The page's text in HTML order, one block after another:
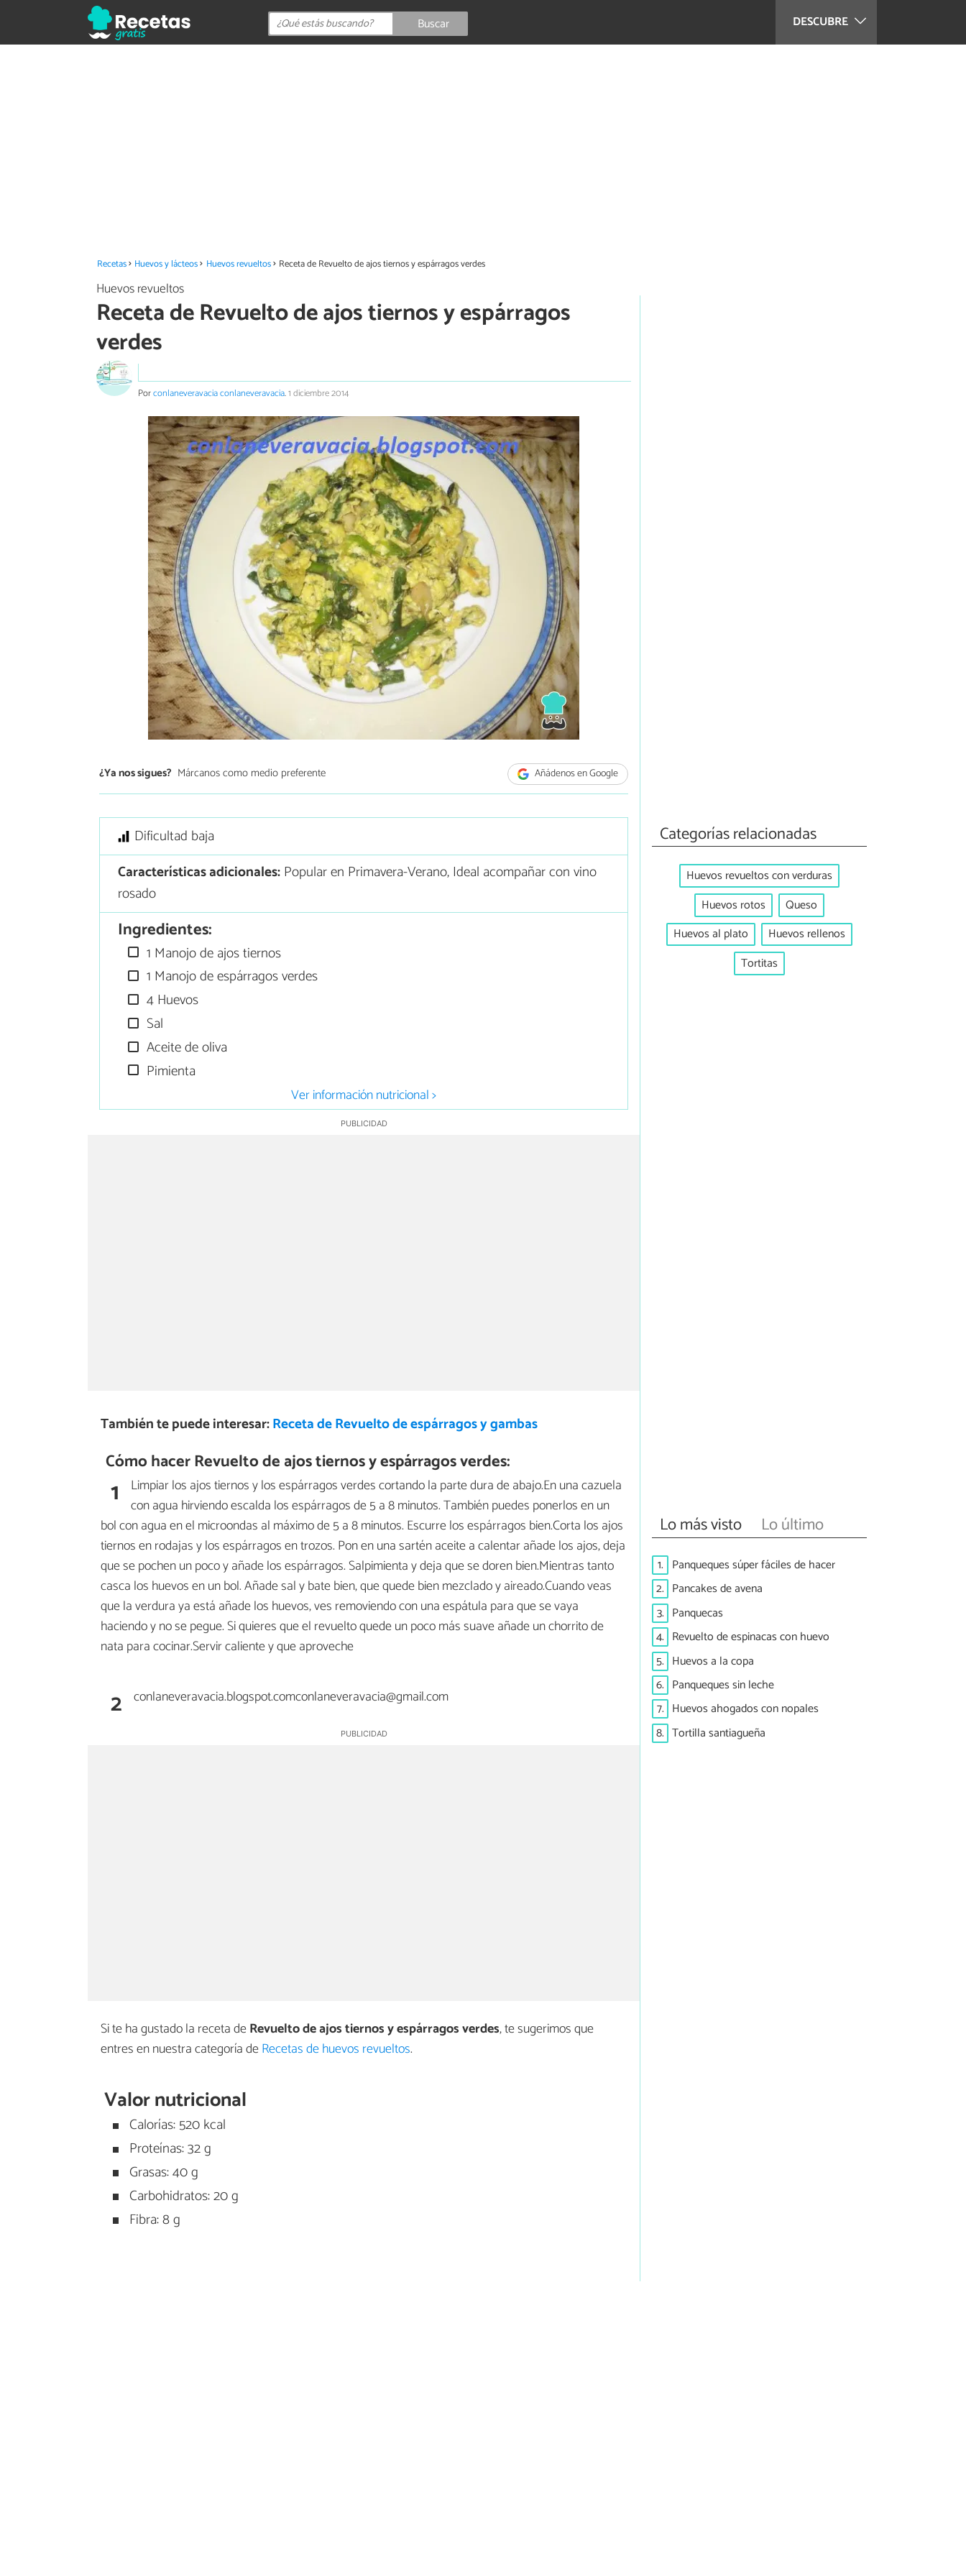
DESCUBRE
Buscar
Recetas Huevos y lácteos Huevos revueltos Receta de Revuelto de ajos tiernos y espárragos verdes
Huevos revueltos
Receta de Revuelto de ajos tiernos y espárragos
verdes
Porconlaneveravacia conlaneveravacia.1 diciembre 2014
¿Ya nos sigues? Márcanos como medio preferente Añádenos en Google
Dificultad baja
Características adicionales:Popular en Primavera-Verano, Ideal acompañar con vino
rosado
Ingredientes:
1 Manojo de ajos tiernos
1 Manojo de espárragos verdes
4 Huevos
Sal
Aceite de oliva
Pimienta
Ver información nutricional >
También te puede interesar:Receta de Revuelto de espárragos y gambas
Cómo hacer Revuelto de ajos tiernos y espárragos verdes:
1
Limpiar los ajos tiernos y los espárragos verdes cortando la parte dura de abajo.En una cazuela
con agua hirviendo escalda los espárragos de 5 a 8 minutos. También puedes ponerlos en un
bol con agua en el microondas al máximo de 5 a 8 minutos. Escurre los espárragos bien.Corta los ajos
tiernos en rodajas y los espárragos en trozos. Pon en una sartén aceite a calentar añade los ajos, deja
que se pochen un poco y añade los espárragos. Salpimienta y deja que se doren bien.Mientras tanto
casca los huevos en un bol. Añade sal y bate bien, que quede bien mezclado y aireado.Cuando veas
que la verdura ya está añade los huevos, ves removiendo con una espátula para que se vaya
haciendo y no se pegue. Si quieres que el revuelto quede un poco más suave añade un chorrito de
nata para cocinar.Servir caliente y que aproveche
2 conlaneveravacia.blogspot.comconlaneveravacia@gmail.com
Si te ha gustado la receta deRevuelto de ajos tiernos y espárragos verdes, te sugerimos que
entres en nuestra categoría deRecetas de huevos revueltos.
Valor nutricional
Calorías: 520 kcal
Proteínas: 32 g
Grasas: 40 g
Carbohidratos: 20 g
Fibra: 8 g
Categorías relacionadas
Huevos revueltos con verduras
Huevos rotos
Queso
Huevos al plato
Huevos rellenos
Tortitas
Lo más visto Lo último
1. Panqueques súper fáciles de hacer
2. Pancakes de avena
3. Panquecas
4. Revuelto de espinacas con huevo
5. Huevos a la copa
6. Panqueques sin leche
7. Huevos ahogados con nopales
8. Tortilla santiagueña